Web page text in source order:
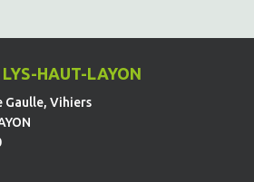
HAUT-LAYON
Gaulle, Vihiers